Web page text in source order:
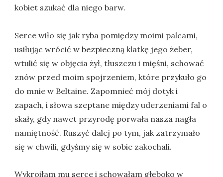
kobiet szukać dla niego barw.
Serce wiło się jak ryba pomiędzy moimi palcami,
usiłując wrócić w bezpieczną klatkę jego żeber,
wtulić się w objęcia żył, tłuszczu i mięśni, schować
znów przed moim spojrzeniem, które przykuło go
do mnie w Beltaine. Zapomnieć mój dotyk i
zapach, i słowa szeptane między uderzeniami fal o
skały, gdy nawet przyrodę porwała nasza nagła
namiętność. Ruszyć dalej po tym, jak zatrzymało
się w chwili, gdyśmy się w sobie zakochali.
Wykroiłam mu serce i schowałam głęboko w